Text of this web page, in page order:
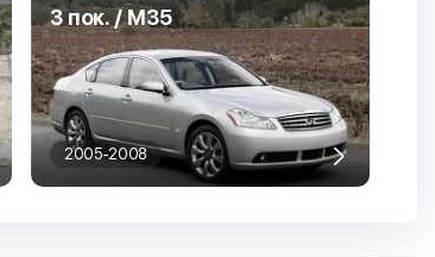
3 пок. / M35
2005-2008